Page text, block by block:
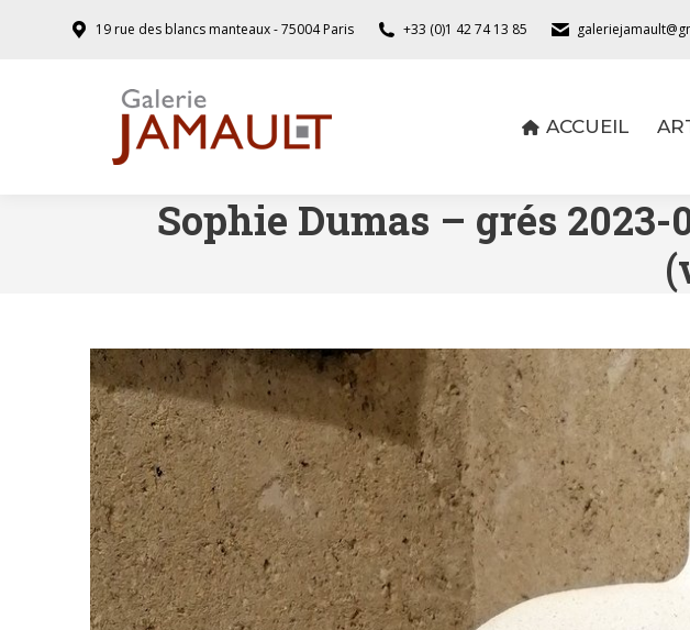
19 rue des blancs manteaux - 75004 Paris +33 (0)1 42 74 13 85
ACCUEIL
Sophie Dumas – grés